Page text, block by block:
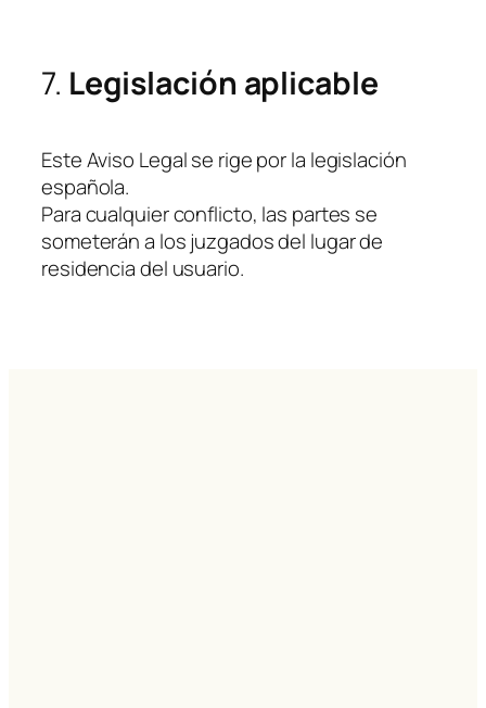
7. Legislación aplicable
Este Aviso Legal se rige por la legislación
española.
Para cualquier conflicto, las partes se
someterán a los juzgados del lugar de
residencia del usuario.